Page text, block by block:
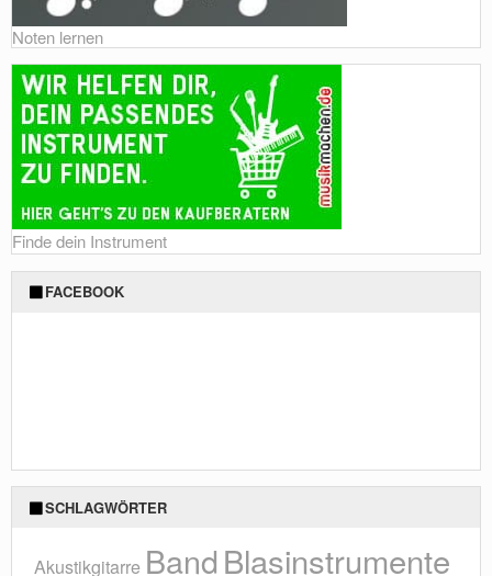
Noten lernen
Finde dein Instrument
FACEBOOK
SCHLAGWÖRTER
Akustikgitarre BandBlasinstrumente